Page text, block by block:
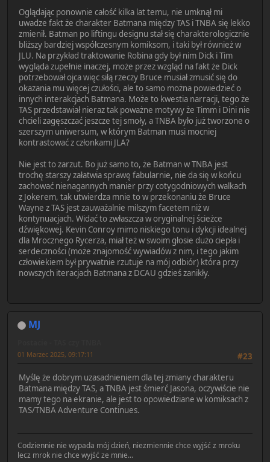
Oglądając ponownie całość kilka lat temu, nie umknął mi
uwadze fakt że charakter Batmana między TAS i TNBA się lekko
zmienił. Batman po liftingu designu stał się charakterologicznie
bliższy bardziej współczesnym komiksom, i taki był również w
JLU. Na przykład traktowanie Robina gdy był nim Dick i Tim
wygląda zupełnie inaczej, może przez wzgląd na fakt że Dick
potrzebował ojca więc siłą rzeczy Bruce musiał zmusić się do
okazania mu więcej czułości, ale to samo można powiedzieć o
innych interakcjach Batmana. Może to kwestia narracji, tego że
TAS przedstawiał nieraz tak poważne motywy że Timm i Dini nie
chcieli zagęszczać jeszcze tej smoły, a TNBA było już tworzone o
szerszym uniwersum, w którym Batman musi mocniej
kontrastować z członkami JLA?
Nie jest to zarzut. Bo już samo to, że Batman w TNBA jest
trochę starszy załatwia sprawę fabularnie, nie da się w końcu
zachować nienagannych manier przy cotygodniowych walkach
z Jokerem, tak utwierdza mnie to w przekonaniu że Bruce
Wayne z TAS jest zauważalnie milszym facetem niż w
kontynuacjach. Widać to zwłaszcza w oryginalnej ścieżce
dźwiękowej. Kevin Conroy mimo niskiego tonu i dykcji idealnej
dla Mrocznego Rycerza, miał też w swoim głosie dużo ciepła i
serdeczności (może znajomość wywiadów z nim, i tego jakim
człowiekiem był prywatnie rzutuje na mój odbiór) która przy
nowszych iteracjach Batmana z DCAU gdzieś zanikły.
MJ
#23
01 Marzec 2025, 09:17:11
Myślę że dobrym uzasadnieniem dla tej zmiany charakteru
Batmana między TAS, a TNBA jest śmierć Jasona, oczywiście nie
mamy tego na ekranie, ale jest to opowiedziane w komiksach z
TAS/TNBA Adventure Continues.
Codziennie nie wypada mój dzień, niezmiennie chce wyjść z mroku
lecz mrok nie chce wyjść ze mnie...